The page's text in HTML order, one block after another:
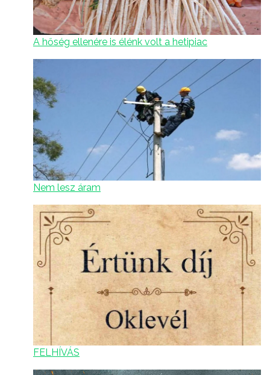
A hőség ellenére is élénk volt a hetipiac
Nem lesz áram
FELHÍVÁS